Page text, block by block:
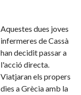
Aquestes dues joves
infermeres de Cassà
han decidit passar a
l'acció directa.
Viatjaran els propers
dies a Grècia amb la